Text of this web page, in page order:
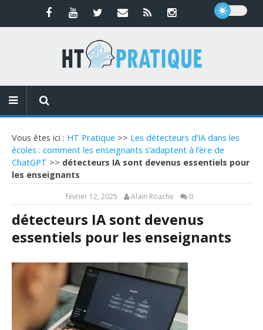
Vous êtes ici : HT Pratique >> Les détecteurs d’IA dans les
écoles : comment les enseignants s’adaptent à l’ère de
ChatGPT >> détecteurs IA sont devenus essentiels pour
les enseignants
février 12, 2025 Alain Roache 0
détecteurs IA sont devenus
essentiels pour les enseignants